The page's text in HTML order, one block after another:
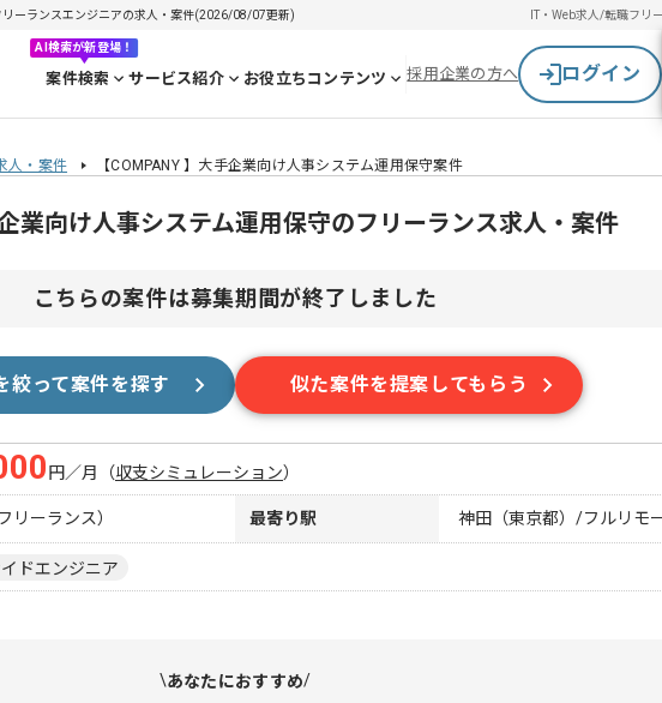
リーランスエンジニアの求人・案件(2026/08/07更新) IT・Web求人/転職フリ
AI検索が新登場！
案件検索 サービス紹介 お役立ちコンテンツ 採用企業の方へ ログイン
人・案件 【COMPANY 】大手企業向け人事システム運用保守案件
企業向け人事システム運用保守のフリーランス求人・案件
こちらの案件は募集期間が終了しました
絞って案件を探す 似た案件を提案してもらう
円／月 （収支シミュレーション）
リーランス） 最寄り駅 神田（東京都）/フルリモ
ドエンジニア
あなたにおすすめ